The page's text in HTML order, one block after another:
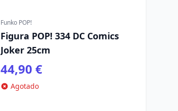
Funko POP!
Figura POP! 334 DC Comics
Joker 25cm
44,90 €
Agotado